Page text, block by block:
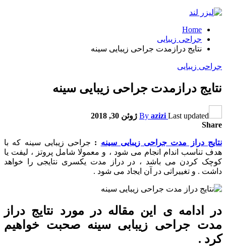
Home
جراحی زیبایی
نتايج درازمدت جراحى زیبایی سينه
جراحی زیبایی
نتايج درازمدت جراحى زیبایی سينه
By azizi Last updated
ژوئن 30, 2018
Share
نتايج دراز مدت جراحى زیبایی سينه : جراحی زیبایی سینه که با
هدف تناسب اندام انجام می شود ، و معمولا شامل پروتز ، لیفت یا
کوچک کردن می باشد ، در دراز مدت یکسری نتایجی را خواهد
داشت . و تغییراتی در آن ایجاد می شود .
در ادامه ی این مقاله در مورد نتایج دراز
مدت جراحی زیبابی سینه صحبت خواهیم
کرد .